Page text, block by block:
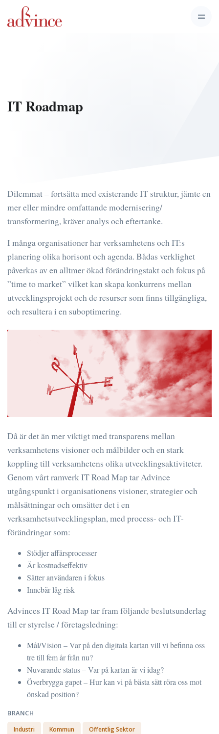
IT Roadmap
Dilemmat – fortsätta med existerande IT struktur, jämte en
mer eller mindre omfattande modernisering/
transformering, kräver analys och eftertanke.
I många organisationer har verksamhetens och IT:s
planering olika horisont och agenda. Bådas verklighet
påverkas av en alltmer ökad förändringstakt och fokus på
”time to market” vilket kan skapa konkurrens mellan
utvecklingsprojekt och de resurser som finns tillgängliga,
och resultera i en suboptimering.
Då är det än mer viktigt med transparens mellan
verksamhetens visioner och målbilder och en stark
koppling till verksamhetens olika utvecklingsaktiviteter.
Genom vårt ramverk IT Road Map tar Advince
utgångspunkt i organisationens visioner, strategier och
målsättningar och omsätter det i en
verksamhetsutvecklingsplan, med process- och IT-
förändringar som:
Stödjer affärsprocesser
Är kostnadseffektiv
Sätter användaren i fokus
Innebär låg risk
Advinces IT Road Map tar fram följande beslutsunderlag
till er styrelse / företagsledning:
Mål/Vision – Var på den digitala kartan vill vi befinna oss
tre till fem år från nu?
Nuvarande status – Var på kartan är vi idag?
Överbrygga gapet – Hur kan vi på bästa sätt röra oss mot
önskad position?
BRANCH
Industri Kommun Offentlig Sektor